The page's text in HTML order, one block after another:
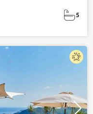
5